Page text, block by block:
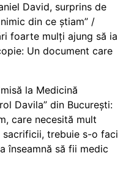
David, surprins de
din ce știam” /
foarte mulți ajung să ia
Un document care
la Medicină
Davila” din București:
care necesită mult
trebuie s-o faci
înseamnă să fii medic